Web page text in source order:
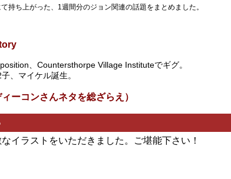
持ち上がった、1週間分のジョン関連の話題をまとめました。
、Countersthorpe Village Instituteでギグ。
、マイケル誕生。
ーコンさんネタを総ざらえ）
イラストをいただきました。ご堪能下さい！